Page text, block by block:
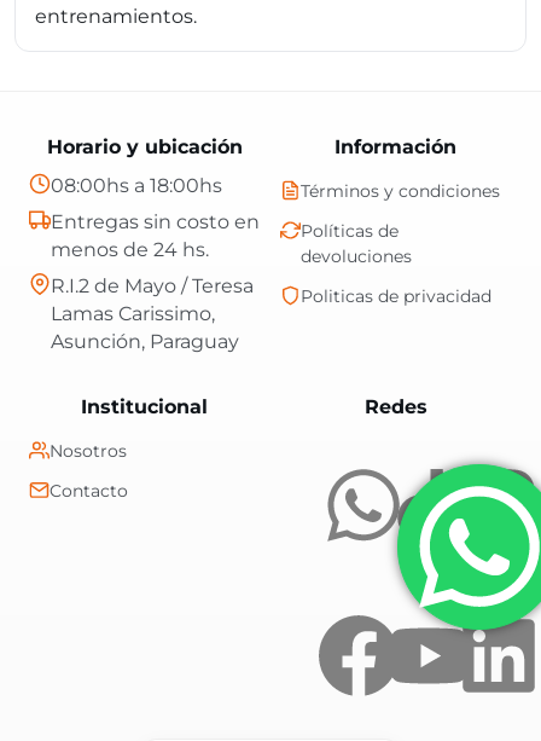
entrenamientos.
RedesCentral Shop es
Información
Términos y condiciones
Políticas de
devoluciones
Politicas de privacidad
Institucional
Nosotros
Contacto
Horario y ubicación
08:00hs a 18:00hs
Entregas sin costo en
menos de 24 hs.
R.I.2 de Mayo / Teresa
Lamas Carissimo,
Asunción, Paraguay